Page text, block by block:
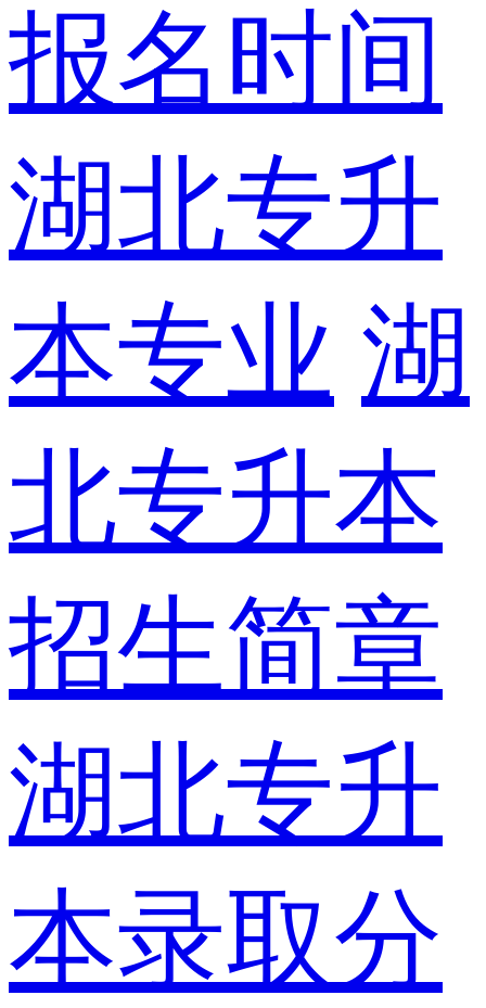
报名时间
湖北专升
本专业 湖
北专升本
招生简章
湖北专升
本录取分